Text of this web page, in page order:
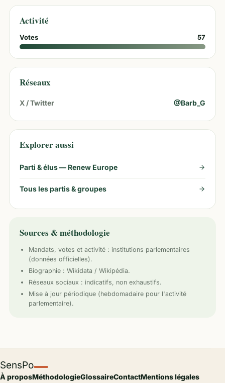
Activité
Votes 57
Réseaux
X / Twitter @Barb_G
Explorer aussi
Parti & élus — Renew Europe
Tous les partis & groupes
Sources & méthodologie
Mandats, votes et activité : institutions parlementaires
(données officielles).
Biographie : Wikidata / Wikipédia.
Réseaux sociaux : indicatifs, non exhaustifs.
Mise à jour périodique (hebdomadaire pour l'activité
parlementaire).
SensPo
À proposMéthodologieGlossaireContactMentions légales